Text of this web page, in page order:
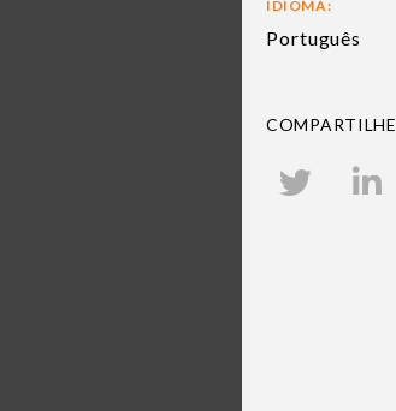
IDIOMA:
Português
COMPARTILHE